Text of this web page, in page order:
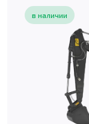
в наличии